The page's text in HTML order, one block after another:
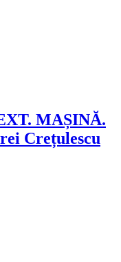
MAȘINĂ.
Crețulescu